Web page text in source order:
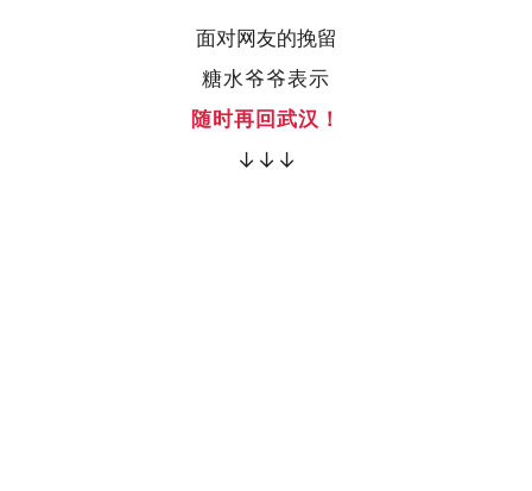
面对网友的挽留
糖水爷爷表示
随时再回武汉！
↓↓↓